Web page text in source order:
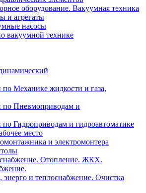
оборудование. Вакуумная техника
и агрегаты
насосы
вакуумной технике
по Механике жидкости и газа,
по Пневмоприводам и
по Гидроприводам и гидроавтоматике
место
и электромонтера
Отопление. ЖКХ.
и теплоснабжение. Очистка